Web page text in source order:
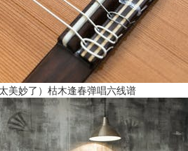
美妙了）枯木逢春弹唱六线谱